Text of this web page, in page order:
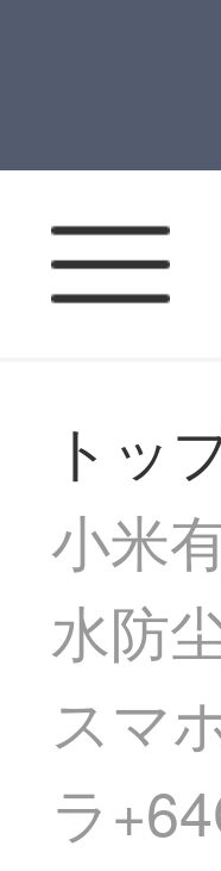
トッ
小米
水防
スマ
ラ